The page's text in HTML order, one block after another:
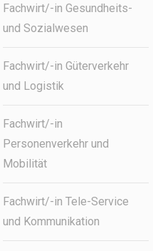
Fachwirt/-in Gesundheits-
und Sozialwesen
Fachwirt/-in Güterverkehr
und Logistik
Fachwirt/-in
Personenverkehr und
Mobilität
Fachwirt/-in Tele-Service
und Kommunikation